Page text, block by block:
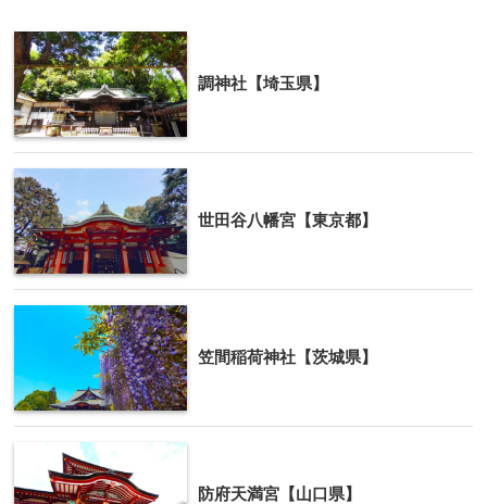
調神社【埼玉県】
世田谷八幡宮【東京都】
笠間稲荷神社【茨城県】
防府天満宮【山口県】